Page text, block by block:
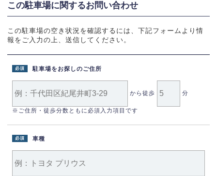
この駐車場に関するお問い合わせ
この駐車場の空き状況を確認するには、下記フォームより情
報をご入力の上、送信してください。
駐車場をお探しのご住所
必須
から徒歩 分
※ご住所・徒歩分数ともに必須入力項目です
車種
必須